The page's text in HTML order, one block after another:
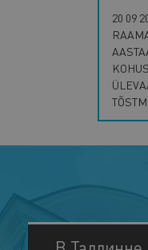
20 09